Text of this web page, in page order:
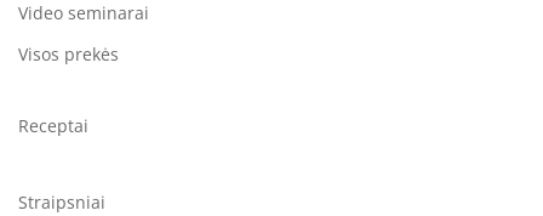
Video seminarai
Visos prekės
Receptai
Straipsniai